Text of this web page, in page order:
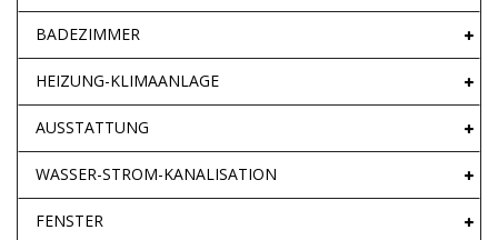
BADEZIMMER
HEIZUNG-KLIMAANLAGE
AUSSTATTUNG
WASSER-STROM-KANALISATION
FENSTER